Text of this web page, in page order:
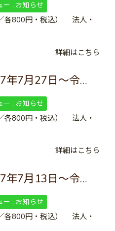
ー お知らせ
各800円・税込） 法人・
詳細はこちら
日～令和7年8月9日
ー お知らせ
各800円・税込） 法人・
詳細はこちら
日～令和7年7月26日
ー お知らせ
各800円・税込） 法人・